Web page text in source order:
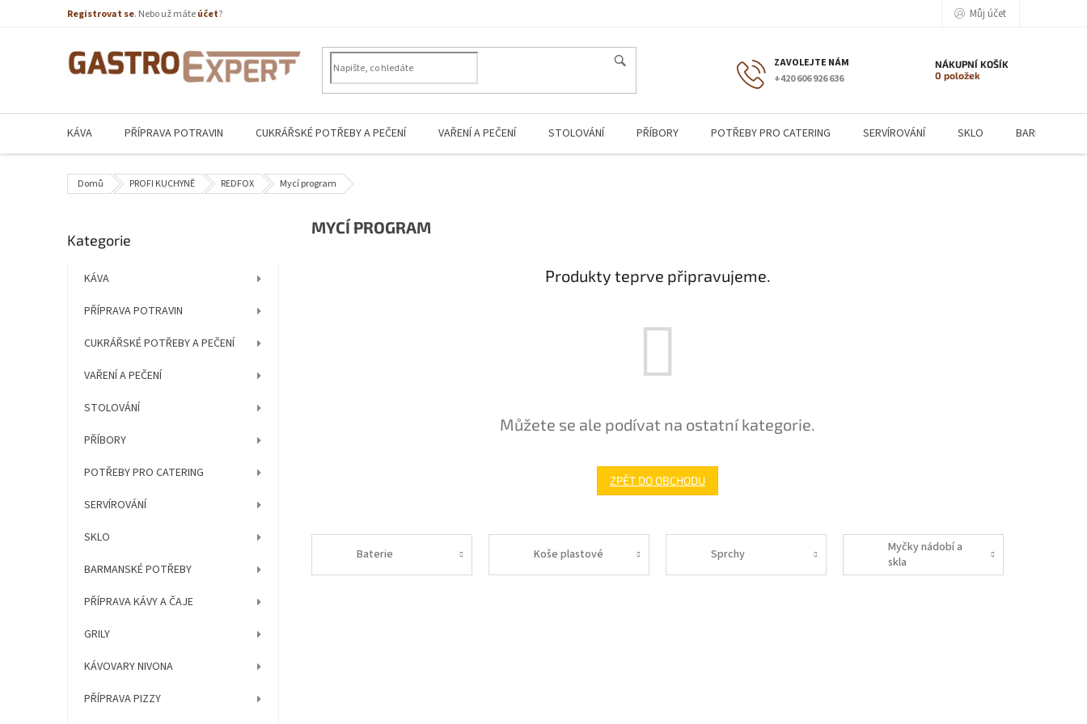
Registrovat se. Nebo už máteúčet? Můj účet
+420 606 926 636
NÁKUPNÍ KOŠÍK
0 položek
KÁVA PŘÍPRAVA POTRAVIN CUKRÁŘSKÉ POTŘEBY A PEČENÍ VAŘENÍ A PEČENÍ STOLOVÁNÍ PŘÍBORY POTŘEBY PRO CATERING SERVÍROVÁNÍ SKLO BARMANSKÉ
Domů PROFI KUCHYNĚ REDFOX Mycí program
o
Přeskočit
Kategorie
KÁVA
PŘÍPRAVA POTRAVIN
CUKRÁŘSKÉ POTŘEBY A PEČENÍ
VAŘENÍ A PEČENÍ
STOLOVÁNÍ
PŘÍBORY
POTŘEBY PRO CATERING
SERVÍROVÁNÍ
SKLO
BARMANSKÉ POTŘEBY
PŘÍPRAVA KÁVY A ČAJE
GRILY
KÁVOVARY NIVONA
PŘÍPRAVA PIZZY
MYCÍ PROGRAM
Produkty teprve připravujeme.
Můžete se ale podívat na ostatní kategorie.
ZPĚT DO OBCHODU
Baterie Koše plastové Sprchy
Myčky nádobí a
skla